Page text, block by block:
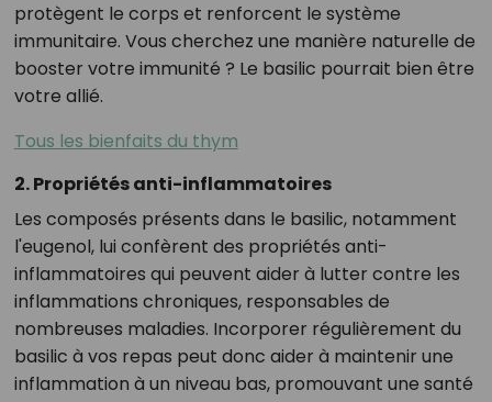
protègent le corps et renforcent le système
immunitaire. Vous cherchez une manière naturelle de
booster votre immunité ? Le basilic pourrait bien être
votre allié.
Tous les bienfaits du thym
2. Propriétés anti-inflammatoires
Les composés présents dans le basilic, notamment
l'eugenol, lui confèrent des propriétés anti-
inflammatoires qui peuvent aider à lutter contre les
inflammations chroniques, responsables de
nombreuses maladies. Incorporer régulièrement du
basilic à vos repas peut donc aider à maintenir une
inflammation à un niveau bas, promouvant une santé